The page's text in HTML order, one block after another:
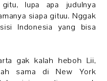
lupa apa judulnya
siapa gituu. Nggak
Indonesia yang bisa
gak kalah heboh Lii,
sama di New York